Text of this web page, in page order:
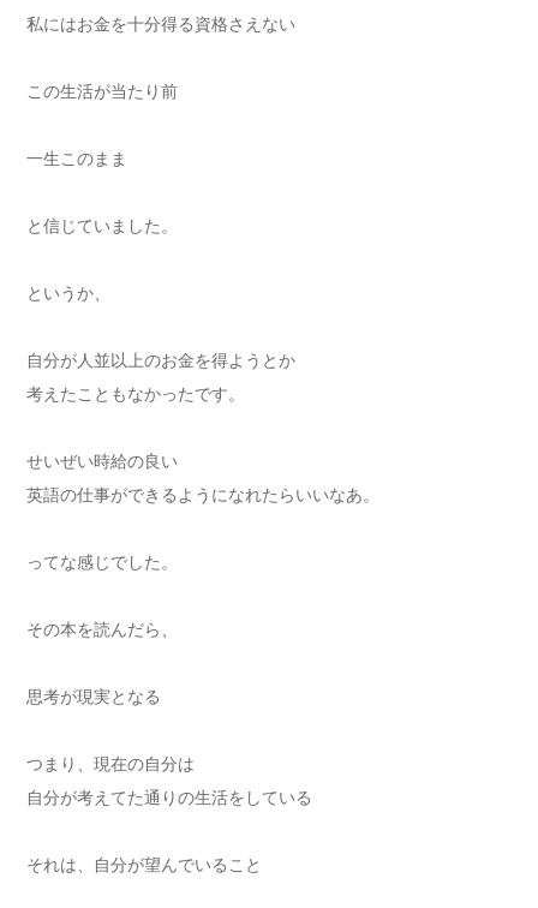
私にはお金を十分得る資格さえない
この生活が当たり前
一生このまま
と信じていました。
というか、
自分が人並以上のお金を得ようとか
考えたこともなかったです。
せいぜい時給の良い
英語の仕事ができるようになれたらいいなあ。
ってな感じでした。
その本を読んだら、
思考が現実となる
つまり、現在の自分は
自分が考えてた通りの生活をしている
それは、自分が望んでいること